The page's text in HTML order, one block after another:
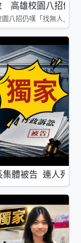
高雄校園八招仍
八招仍嘆「找無人」
體被告 連人死了